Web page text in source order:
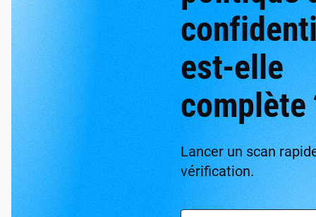
est-elle
complète
Lancer un scan
vérification.